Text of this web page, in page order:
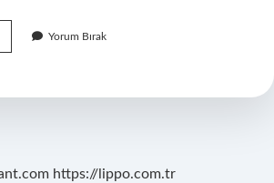
Yorum Bırak
https://lippo.com.tr